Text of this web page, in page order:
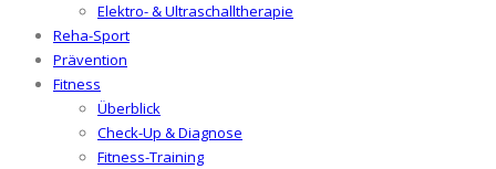
Elektro- & Ultraschalltherapie
Reha-Sport
Prävention
Fitness
Überblick
Check-Up & Diagnose
Fitness-Training